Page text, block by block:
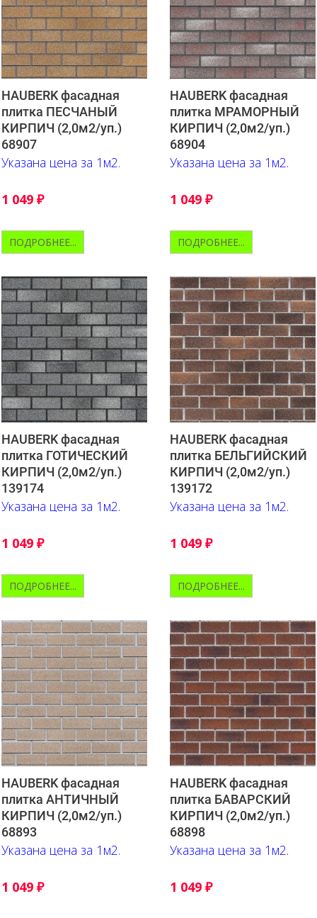
HAUBERK фасадная
плитка ПЕСЧАНЫЙ
КИРПИЧ (2,0м2/уп.)
68907
Указана цена за 1м2.
1 049 ₽
ПОДРОБНЕЕ...
HAUBERK фасадная
плитка МРАМОРНЫЙ
КИРПИЧ (2,0м2/уп.)
68904
Указана цена за 1м2.
1 049 ₽
ПОДРОБНЕЕ...
HAUBERK фасадная
плитка ГОТИЧЕСКИЙ
КИРПИЧ (2,0м2/уп.)
139174
Указана цена за 1м2.
1 049 ₽
ПОДРОБНЕЕ...
HAUBERK фасадная
плитка БЕЛЬГИЙСКИЙ
КИРПИЧ (2,0м2/уп.)
139172
Указана цена за 1м2.
1 049 ₽
ПОДРОБНЕЕ...
HAUBERK фасадная
плитка АНТИЧНЫЙ
КИРПИЧ (2,0м2/уп.)
68893
Указана цена за 1м2.
1 049 ₽
HAUBERK фасадная
плитка БАВАРСКИЙ
КИРПИЧ (2,0м2/уп.)
68898
Указана цена за 1м2.
1 049 ₽